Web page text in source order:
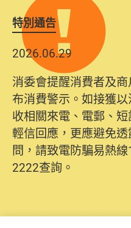
特別通告
2026.06.29
消委會提醒消費者及
布消費警示。如接獲
收相關來電、電郵、
輕信回應，更應避免
問，請致電防騙易熱
2222查詢。